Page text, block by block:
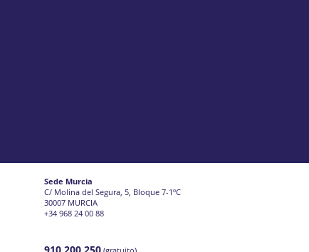
Sede Murcia
C/ Molina del Segura, 5, Bloque 7-1ºC
30007 MURCIA
+34 968 24 00 88
910 200 250